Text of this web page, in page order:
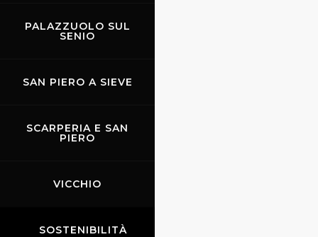
PALAZZUOLO SUL
SENIO
SAN PIERO A SIEVE
SCARPERIA E SAN
PIERO
VICCHIO
SOSTENIBILITÀ